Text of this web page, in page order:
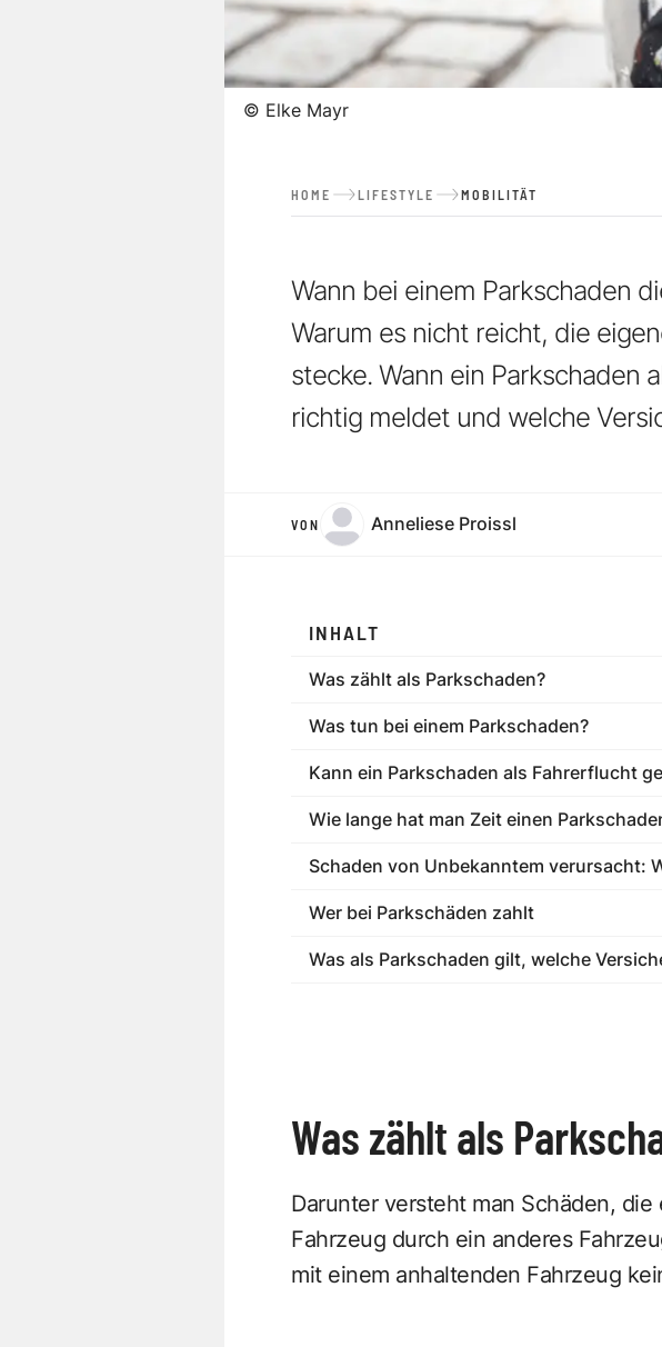
© Elke Mayr
HOME LIFESTYLE MOBILITÄT
Wann bei einem Parkschaden
Warum es nicht reicht, die
stecke. Wann ein Parkschaden
richtig meldet und welche
VON Anneliese Proissl
INHALT
Was zählt als Parkschaden?
Was tun bei einem Parkschaden?
Kann ein Parkschaden als Fahrerflucht
Wie lange hat man Zeit einen
Schaden von Unbekanntem verursacht:
Wer bei Parkschäden zahlt
Was als Parkschaden gilt, welche
Was zählt als
Darunter versteht man Schäden,
Fahrzeug durch ein anderes
mit einem anhaltenden Fahrzeug